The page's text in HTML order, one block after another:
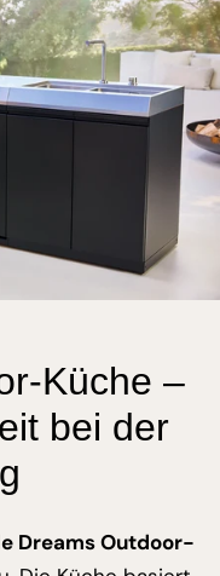
Küche –
bei der
Dreams Outdoor-